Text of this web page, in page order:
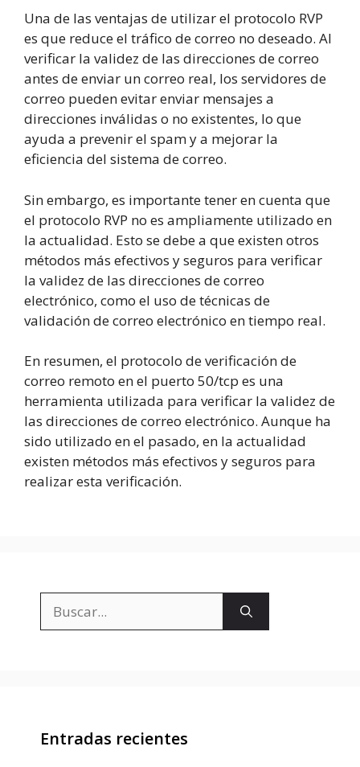
Una de las ventajas de utilizar el protocolo RVP
es que reduce el tráfico de correo no deseado. Al
verificar la validez de las direcciones de correo
antes de enviar un correo real, los servidores de
correo pueden evitar enviar mensajes a
direcciones inválidas o no existentes, lo que
ayuda a prevenir el spam y a mejorar la
eficiencia del sistema de correo.
Sin embargo, es importante tener en cuenta que
el protocolo RVP no es ampliamente utilizado en
la actualidad. Esto se debe a que existen otros
métodos más efectivos y seguros para verificar
la validez de las direcciones de correo
electrónico, como el uso de técnicas de
validación de correo electrónico en tiempo real.
En resumen, el protocolo de verificación de
correo remoto en el puerto 50/tcp es una
herramienta utilizada para verificar la validez de
las direcciones de correo electrónico. Aunque ha
sido utilizado en el pasado, en la actualidad
existen métodos más efectivos y seguros para
realizar esta verificación.
Entradas recientes